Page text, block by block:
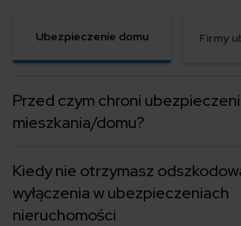
Ubezpieczenie domu Firmy
Przed czym chroni
mieszkania/domu?
Kiedy nie otrzymasz
wyłączenia w ubezpieczeniach
nieruchomości